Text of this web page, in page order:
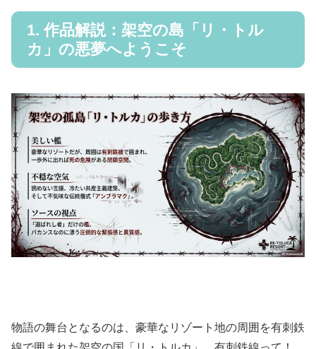
1. 作品解説：架空の島「リ・トル
カ」の悪夢へようこそ
物語の舞台となるのは、豪華なリゾート地の周囲を有刺鉄